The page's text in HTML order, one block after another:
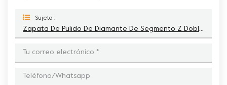
Sujeto :
Zapata De Pulido De Diamante De Segmento Z Doble De Cambio Rápido Para Lavina